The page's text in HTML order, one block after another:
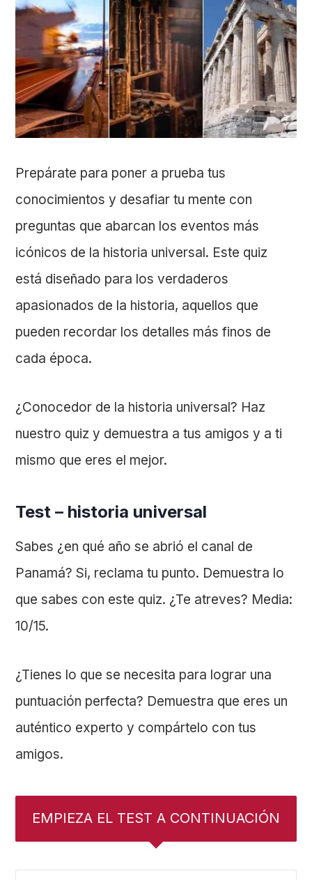
Prepárate para poner a prueba tus
conocimientos y desafiar tu mente con
preguntas que abarcan los eventos más
icónicos de la historia universal. Este quiz
está diseñado para los verdaderos
apasionados de la historia, aquellos que
pueden recordar los detalles más finos de
cada época.
¿Conocedor de la historia universal? Haz
nuestro quiz y demuestra a tus amigos y a ti
mismo que eres el mejor.
Test – historia universal
Sabes ¿en qué año se abrió el canal de
Panamá? Si, reclama tu punto. Demuestra lo
que sabes con este quiz. ¿Te atreves? Media:
10/15.
¿Tienes lo que se necesita para lograr una
puntuación perfecta? Demuestra que eres un
auténtico experto y compártelo con tus
amigos.
EMPIEZA EL TEST A CONTINUACIÓN